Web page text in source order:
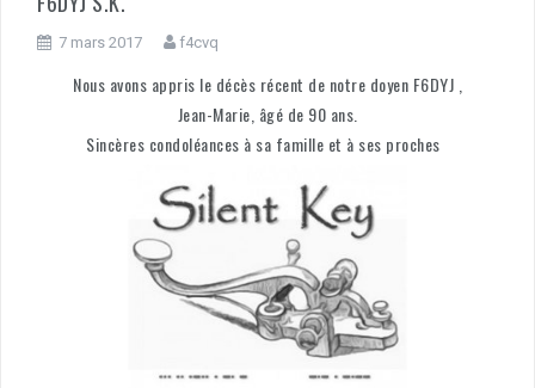
7 mars 2017 f4cvq
Nous avons appris le décès récent de notre doyen F6DYJ ,
Jean-Marie, âgé de 90 ans.
Sincères condoléances à sa famille et à ses proches